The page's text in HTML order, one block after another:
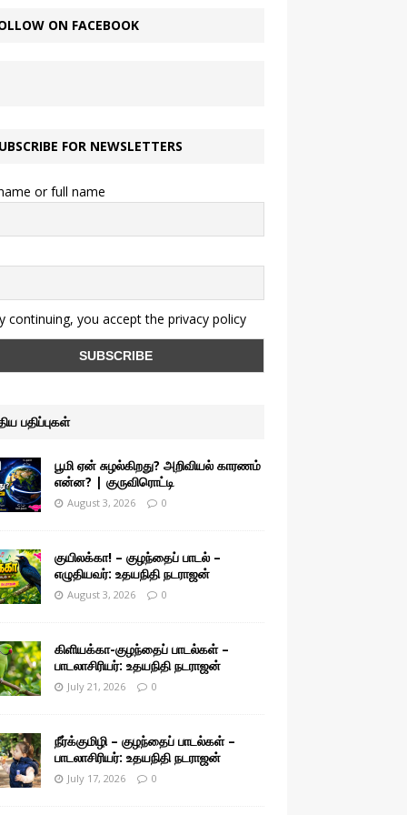
ON FACEBOOK
FOR NEWSLETTERS
or full name
continuing, you accept the privacy policy
பதிப்புகள்
பூமி ஏன் சுழல்கிறது? அறிவியல் காரணம்
என்ன? | குருவிரொட்டி
August 3, 2026 0
குயிலக்கா! – குழந்தைப் பாடல் –
எழுதியவர்: உதயநிதி நடராஜன்
August 3, 2026 0
கிளியக்கா-குழந்தைப் பாடல்கள் –
பாடலாசிரியர்: உதயநிதி நடராஜன்
July 21, 2026 0
நீர்க்குமிழி – குழந்தைப் பாடல்கள் –
பாடலாசிரியர்: உதயநிதி நடராஜன்
July 17, 2026 0